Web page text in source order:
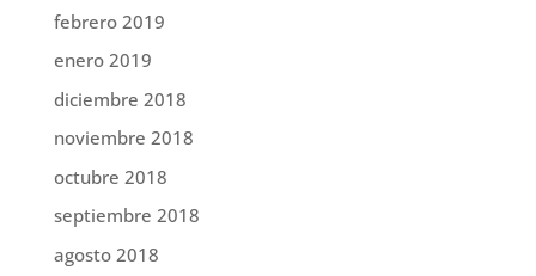
febrero 2019
enero 2019
diciembre 2018
noviembre 2018
octubre 2018
septiembre 2018
agosto 2018